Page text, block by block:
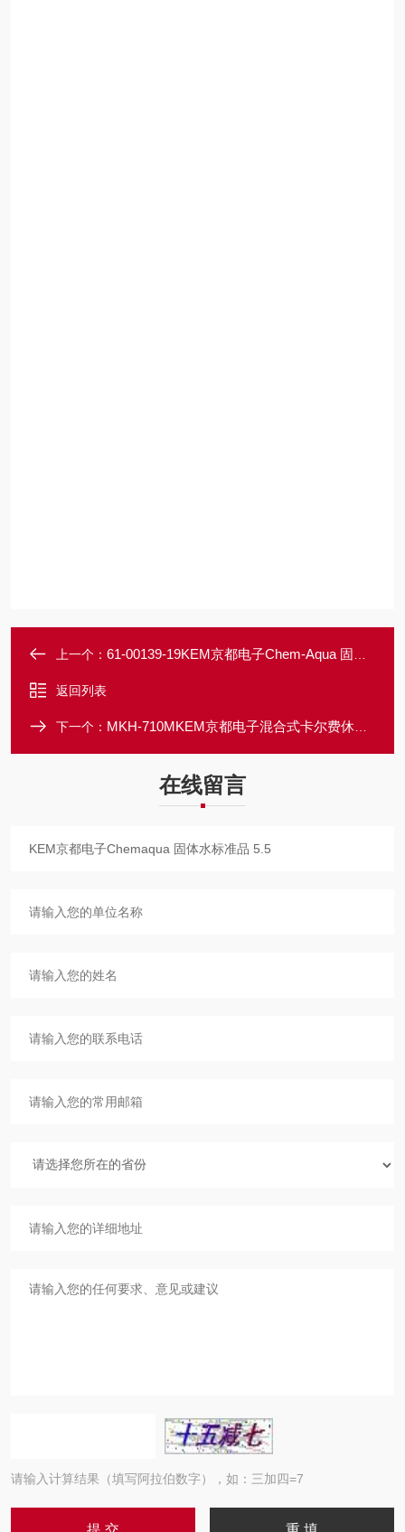
上一个： 61-00139-19KEM京都电子Chem-Aqua 固体水标准 3.8
返回列表
下一个： MKH-710MKEM京都电子混合式卡尔费休水分测定仪
在线留言
请输入计算结果（填写阿拉伯数字），如：三加四=7